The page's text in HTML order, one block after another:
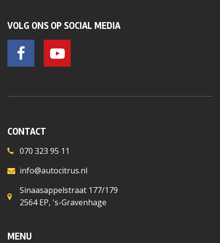
VOLG ONS OP SOCIAL MEDIA
CONTACT
070 323 95 11
info@autocitrus.nl
Sinaasappelstraat 177/179
2564 EP, 's-Gravenhage
MENU